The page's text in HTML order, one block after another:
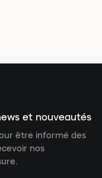
et nouveautés
être informé des
nos